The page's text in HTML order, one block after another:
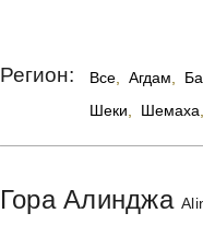
Регион: Все Агдам
Шеки
Шемаха
Гора Алинджа